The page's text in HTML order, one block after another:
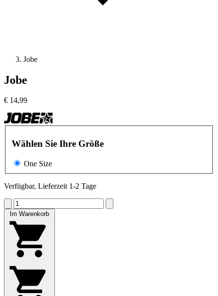
Jobe
Jobe
€ 14,99
Wählen Sie Ihre Größe
One Size
Verfügbar, Lieferzeit 1-2 Tage
Im Warenkorb